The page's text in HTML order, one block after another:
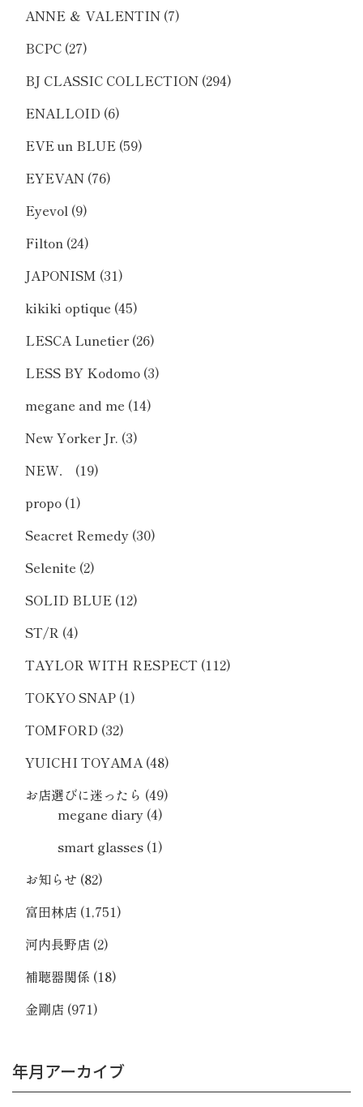
ANNE ＆ VALENTIN (7)
BCPC (27)
BJ CLASSIC COLLECTION (294)
ENALLOID (6)
EVE un BLUE (59)
EYEVAN (76)
Eyevol (9)
Filton (24)
JAPONISM (31)
kikiki optique (45)
LESCA Lunetier(26)
LESS BY Kodomo (3)
megane and me (14)
New Yorker Jr. (3)
NEW．
(19)
propo (1)
Seacret Remedy (30)
Selenite (2)
SOLID BLUE (12)
ST/R (4)
TAYLOR WITH RESPECT (112)
TOKYO SNAP (1)
TOMFORD (32)
YUICHI TOYAMA (48)
お店選びに迷ったら (49)
megane diary (4)
smart glasses (1)
お知らせ (82)
富田林店 (1,751)
河内長野店 (2)
補聴器関係 (18)
金剛店 (971)
年月アーカイブ